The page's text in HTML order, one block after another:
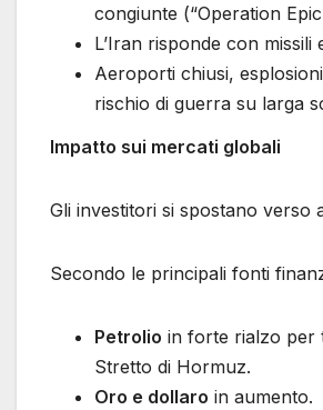
congiunte (“Operation
L’Iran risponde con missili
Aeroporti chiusi,
rischio di guerra su larga
Impatto sui mercati globali
Gli investitori si spostano verso
Secondo le principali fonti
Petrolio in forte rialzo per
Stretto di Hormuz.
Oro e dollaro in aumento.